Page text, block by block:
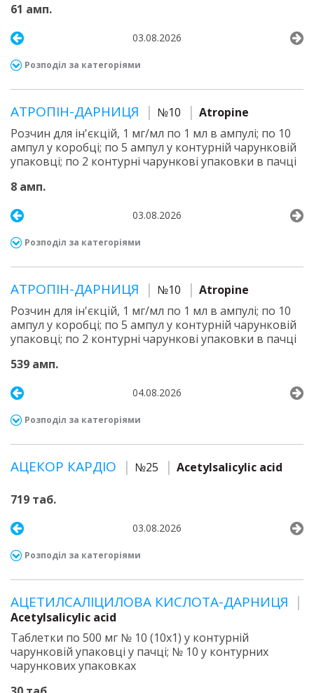
61 амп.
03.08.2026
Розподіл за категоріями
АТРОПІН-ДАРНИЦЯ №10
Atropine
Розчин для ін'єкцій, 1 мг/мл по 1 мл в ампулі; по 10
ампул у коробці; по 5 ампул у контурній чарунковій
упаковці; по 2 контурні чарункові упаковки в пачці
8 амп.
03.08.2026
Розподіл за категоріями
АТРОПІН-ДАРНИЦЯ №10
Atropine
Розчин для ін'єкцій, 1 мг/мл по 1 мл в ампулі; по 10
ампул у коробці; по 5 ампул у контурній чарунковій
упаковці; по 2 контурні чарункові упаковки в пачці
539 амп.
04.08.2026
Розподіл за категоріями
АЦЕКОР КАРДІО №25 Acetylsalicylic acid
719 таб.
03.08.2026
Розподіл за категоріями
АЦЕТИЛСАЛІЦИЛОВА КИСЛОТА-ДАРНИЦЯ
Acetylsalicylic acid
Таблетки по 500 мг № 10 (10х1) у контурній
чарунковій упаковці у пачці; № 10 у контурних
чарункових упаковках